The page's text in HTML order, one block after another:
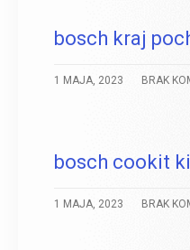
bosch kraj
1 MAJA, 2023 BRAK
bosch cookit
1 MAJA, 2023 BRAK